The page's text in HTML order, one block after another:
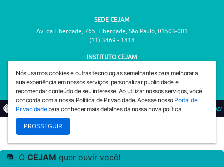
SEDE CEJAM
Av. da Liberdade, 765, Liberdade, São Paulo, 01503-001
(11) 3469 - 1818
INSTITUTO CEJAM
(11) 3469 - 1818
© 2026 PREVENIR É VIVER COM QUALIDADE!
Nós usamos cookies e outras tecnologias semelhantes para melhorar a
sua experiência em nossos serviços, personalizar publicidade e
recomendar conteúdo de seu interesse. Ao utilizar nossos serviços, você
concorda com a nossa Política de Privacidade. Acesse nosso Portal de
Privacidadepara conhecer mais detalhes da nossa nova política.
PROSSEGUIR
O CEJAM quer ouvir você!